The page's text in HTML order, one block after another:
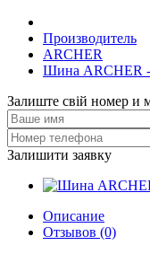
Производитель
ARCHER
Шина ARCHER -
Залиште свій номер и
Залишити заявку
Описание
Отзывов (0)